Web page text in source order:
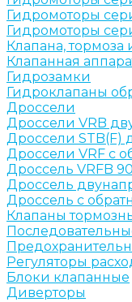
Гидромоторы
Гидромоторы
Клапана,
Клапанная
Гидрозамки
Гидроклапаны
Дроссели
Дроссели VRB
Дроссели STB(F)
Дроссели VRF с
Дроссель VRFB
Дроссель
Дроссель с
Клапаны
Регуляторы
Блоки клапанные
Диверторы